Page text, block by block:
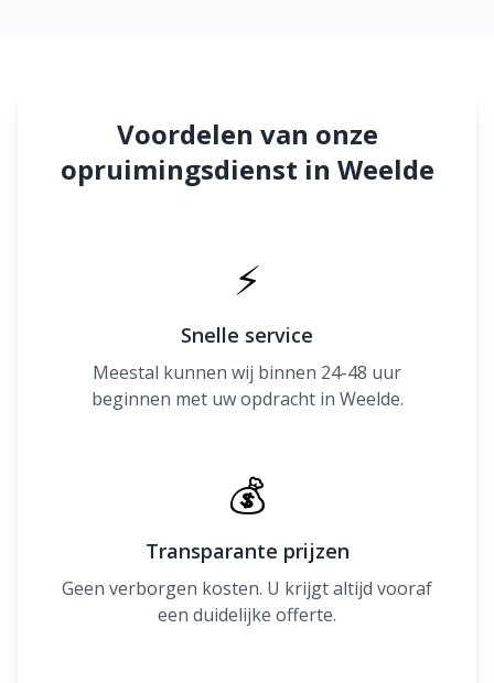
Voordelen van onze
opruimingsdienst in Weelde
⚡
Snelle service
Meestal kunnen wij binnen 24-48 uur
beginnen met uw opdracht in Weelde.
💰
Transparante prijzen
Geen verborgen kosten. U krijgt altijd vooraf
een duidelijke offerte.